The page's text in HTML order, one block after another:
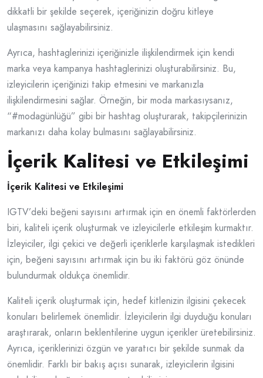
dikkatli bir şekilde seçerek, içeriğinizin doğru kitleye
ulaşmasını sağlayabilirsiniz.
Ayrıca, hashtaglerinizi içeriğinizle ilişkilendirmek için kendi
marka veya kampanya hashtaglerinizi oluşturabilirsiniz. Bu,
izleyicilerin içeriğinizi takip etmesini ve markanızla
ilişkilendirmesini sağlar. Örneğin, bir moda markasıysanız,
“#modagünlüğü” gibi bir hashtag oluşturarak, takipçilerinizin
markanızı daha kolay bulmasını sağlayabilirsiniz.
İçerik Kalitesi ve Etkileşimi
İçerik Kalitesi ve Etkileşimi
IGTV’deki beğeni sayısını artırmak için en önemli faktörlerden
biri, kaliteli içerik oluşturmak ve izleyicilerle etkileşim kurmaktır.
İzleyiciler, ilgi çekici ve değerli içeriklerle karşılaşmak istedikleri
için, beğeni sayısını artırmak için bu iki faktörü göz önünde
bulundurmak oldukça önemlidir.
Kaliteli içerik oluşturmak için, hedef kitlenizin ilgisini çekecek
konuları belirlemek önemlidir. İzleyicilerin ilgi duyduğu konuları
araştırarak, onların beklentilerine uygun içerikler üretebilirsiniz.
Ayrıca, içeriklerinizi özgün ve yaratıcı bir şekilde sunmak da
önemlidir. Farklı bir bakış açısı sunarak, izleyicilerin ilgisini